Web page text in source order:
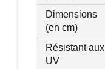
Dimensions
(en cm)
Résistant aux
UV